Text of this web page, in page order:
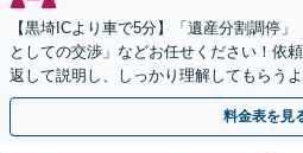
【黒埼ICより車で5分】「遺産分割調停
としての交渉」などお任せください！依
返して説明し、しっかり理解してもらう
相談は無料】
料金表を見